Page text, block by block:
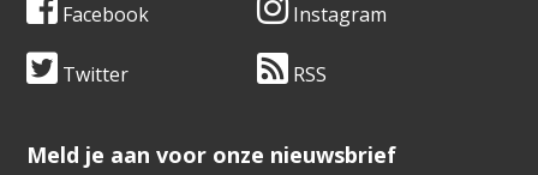
Facebook Instagram
Twitter RSS
​​​​​​​Meld je aan voor onze nieuwsbrief